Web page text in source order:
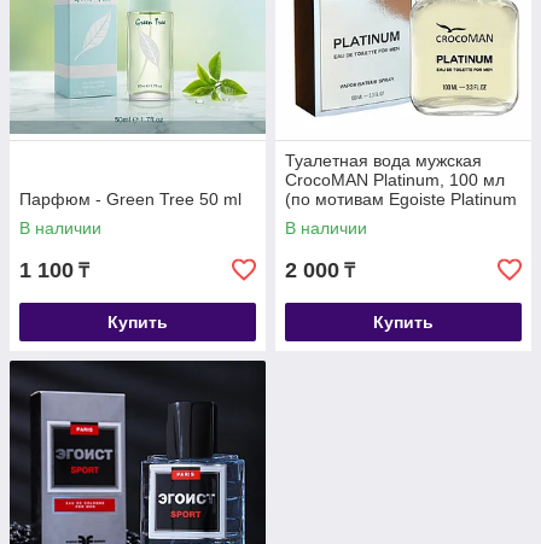
Парфюм - Green Tree 50 ml
В наличии
1 100 ₸
Купить
Туалетная вода мужская
CrocoMAN Platinum, 100 мл
(по мотивам Egoiste Platinum
(Chanel)
В наличии
2 000 ₸
Купить